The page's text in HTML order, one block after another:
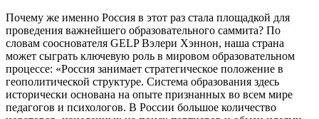
Почему же именно Россия в этот раз стала площадкой для
проведения важнейшего образовательного саммита? По
словам сооснователя GELP Вэлери Хэннон, наша страна
может сыграть ключевую роль в мировом образовательном
процессе: «Россия занимает стратегическое положение в
геополитической структуре. Система образования здесь
исторически основана на опыте признанных во всем мире
педагогов и психологов. В России большое количество